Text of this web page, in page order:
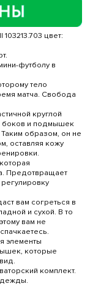
цвет:
футболу в
тело
матча. Свобода
круглой
боков и подмышек
образом, он не
оставляя кожу
Предотвращает
вам согреться в
и сухой. В то
вам не
элементы
которые
комплект.